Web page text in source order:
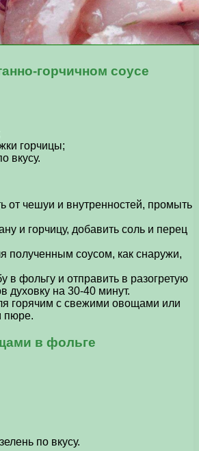
горчичном соусе
горчицы;
вкусу.
от чешуи и внутренностей, промыть
и горчицу, добавить соль и перец
полученным соусом, как снаружи,
в фольгу и отправить в разогретую
духовку на 30-40 минут.
горячим с свежими овощами или
пюре.
в фольге
по вкусу.